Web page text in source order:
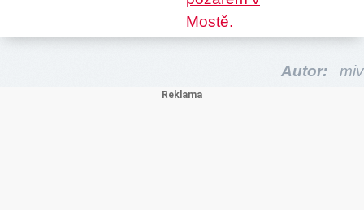
Autor: miv